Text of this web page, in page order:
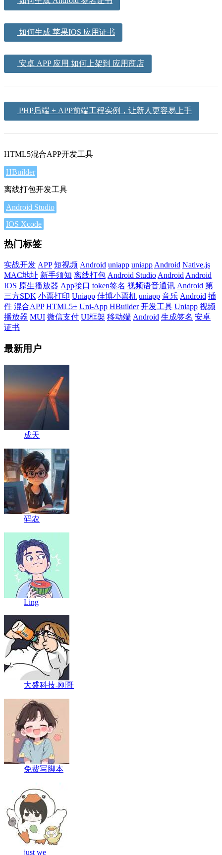
如何生成 苹果IOS 应用证书
安卓 APP 应用 如何上架到 应用商店
PHP后端 + APP前端工程实例，让新人更容易上手
HTML5混合APP开发工具
HBuilder
离线打包开发工具
Android Studio
IOS Xcode
热门标签
实战开发 APP 短视频 Android uniapp uniapp Android Native.js
MAC地址 新手须知 离线打包 Android Studio Android Android
IOS 原生播放器 App接口 token签名 视频语音通讯 Android 第
三方SDK 小票打印 Uniapp 佳博小票机 uniapp 音乐 Android 插
件 混合APP HTML5+ Uni-App HBuilder 开发工具 Uniapp 视频
播放器 MUI 微信支付 UI框架 移动端 Android 生成签名 安卓
证书
最新用户
成天
码农
Ling
大盛科技-刚哥
免费写脚本
just we